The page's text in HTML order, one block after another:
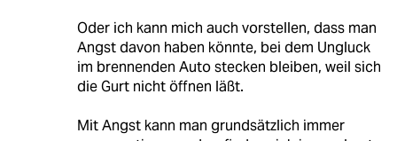
Oder ich kann mich auch vorstellen, dass man
Angst davon haben könnte, bei dem Ungluck
im brennenden Auto stecken bleiben, weil sich
die Gurt nicht öffnen läßt.
Mit Angst kann man grundsätzlich immer